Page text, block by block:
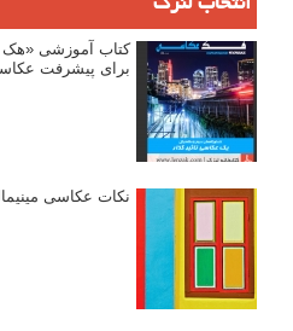
انتخاب لنزک
کتاب آموزشی
برای پیشرفت
نکات عکاسی